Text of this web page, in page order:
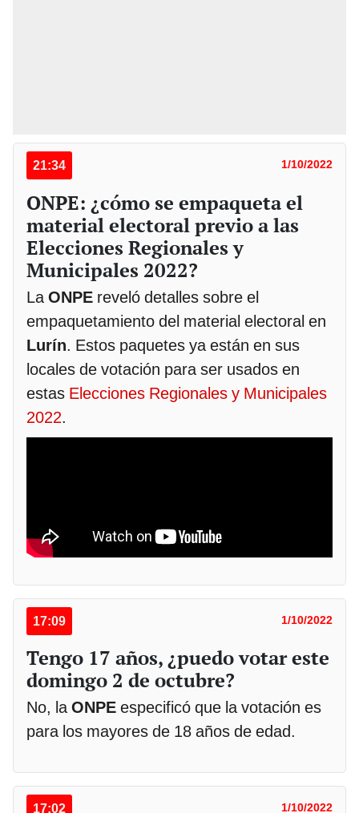
21:34 1/10/2022
ONPE: ¿cómo se empaqueta el
material electoral previo a las
Elecciones Regionales y
Municipales 2022?
La ONPE reveló detalles sobre el
empaquetamiento del material electoral en
Lurín. Estos paquetes ya están en sus
locales de votación para ser usados en
estas Elecciones Regionales y Municipales
2022.
17:09 1/10/2022
Tengo 17 años, ¿puedo votar este
domingo 2 de octubre?
No, laONPE especificó que la votación es
para los mayores de 18 años de edad.
17:02 1/10/2022